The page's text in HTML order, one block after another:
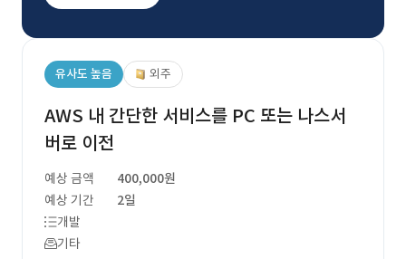
유사도 높음 외주
AWS 내 간단한 서비스를 PC 또는 나스서
버로 이전
예상 금액
400,000원
예상 기간
2일
개발
기타